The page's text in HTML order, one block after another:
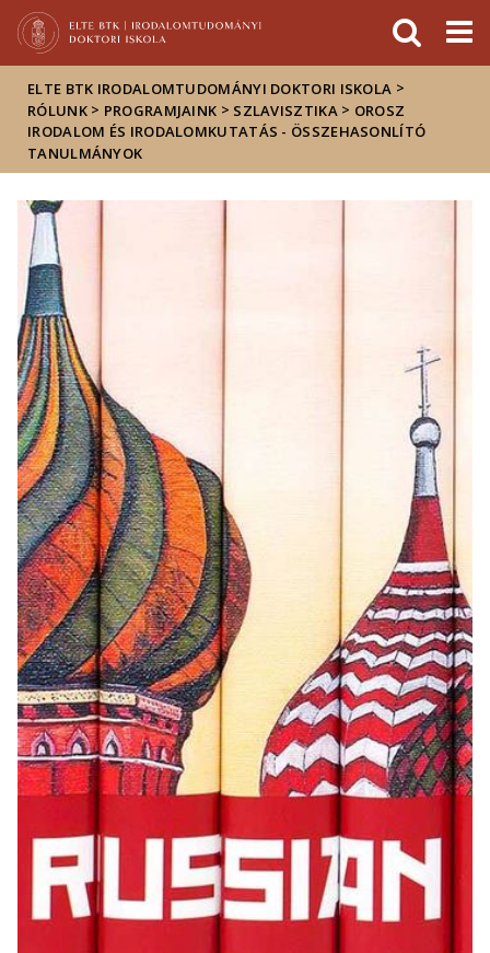
Hírek
Események
ELTE a
sajtóban
ELTE BTK IRODALOMTUDOMÁNYI DOKTORI ISKOLA >
RÓLUNK > PROGRAMJAINK > SZLAVISZTIKA > OROSZ
IRODALOM ÉS IRODALOMKUTATÁS - ÖSSZEHASONLÍTÓ
TANULMÁNYOK